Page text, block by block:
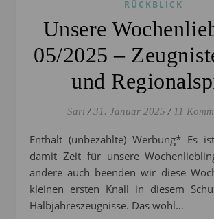
RÜCKBLICK
Unsere
05/2025 –
und
Sari / 31. Januar 2025 / 11
Enthält (unbezahlte) Werbung* Es ist Freitag und
damit Zeit für unsere
andere auch beenden wir diese
kleinen ersten Knall in diesem
Halbjahreszeugnisse. Das wohl…